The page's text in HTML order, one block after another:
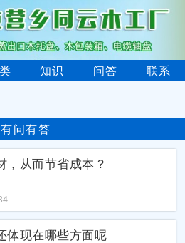
知识 问答 联系
有问有答
，从而节省成本？
体现在哪些方面呢